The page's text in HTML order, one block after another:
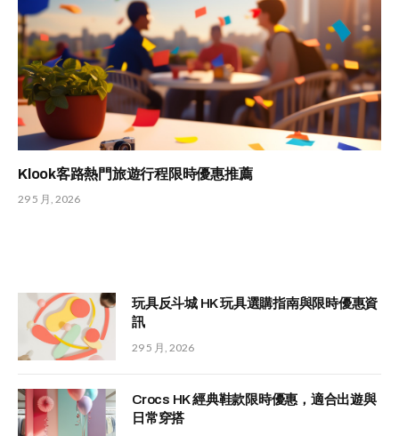
Klook客路熱門旅遊行程限時優惠推薦
29 5 月, 2026
玩具反斗城 HK 玩具選購指南與限時優惠資
訊
29 5 月, 2026
Crocs HK 經典鞋款限時優惠，適合出遊與
日常穿搭